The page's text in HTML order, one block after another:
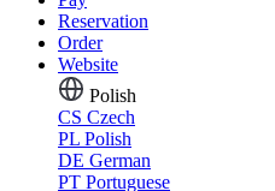
Reservation
Order
Website
Polish
CS Czech
PL Polish
DE German
PT Portuguese